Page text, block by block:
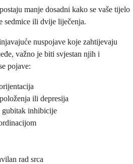
manje dosadni kako se vaše tijelo
sedmice ili dvije liječenja.
nuspojave koje zahtijevaju
važno je biti svjestan njih i
pojave:
ili depresija
gubitak inhibicije
rad srca